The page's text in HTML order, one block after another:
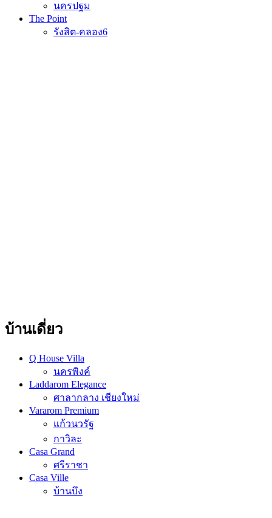
นครปฐม
The Point
รังสิต-คลอง6
บ้านเดี่ยว
Q House Villa
นครพิงค์
Laddarom Elegance
ศาลากลาง เชียงใหม่
Vararom Premium
แก้วนวรัฐ
กาวิละ
Casa Grand
ศรีราชา
Casa Ville
บ้านบึง